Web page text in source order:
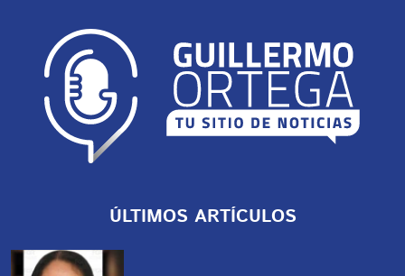
ÚLTIMOS ARTÍCULOS